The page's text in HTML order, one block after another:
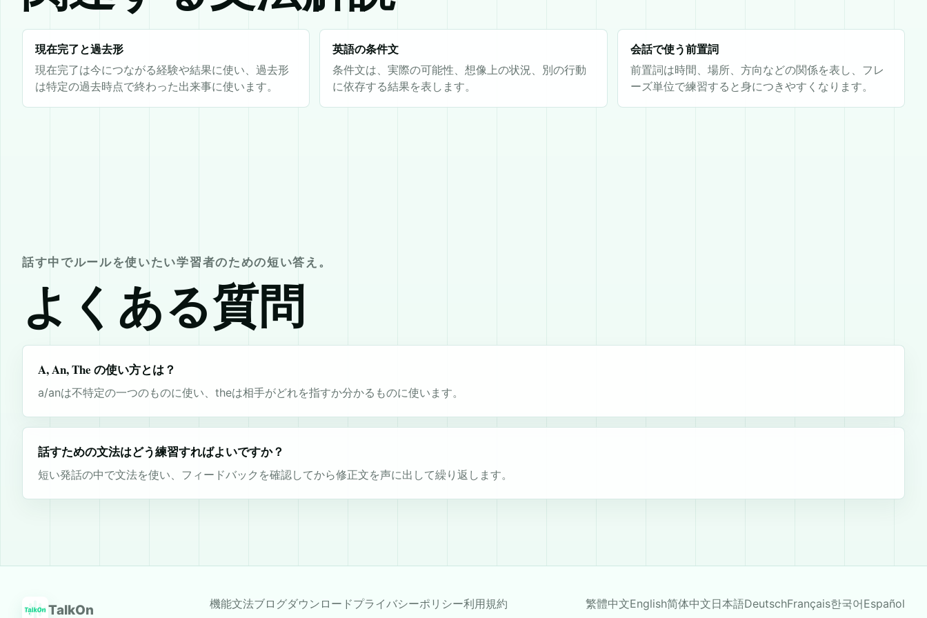
現在完了と過去形
現在完了は今につながる経験や結果に使い、過去形
は特定の過去時点で終わった出来事に使います。
英語の条件文
条件文は、実際の可能性、想像上の状況、別の行動
に依存する結果を表します。
会話で使う前置詞
前置詞は時間、場所、方向などの関係を表し、フレ
ーズ単位で練習すると身につきやすくなります。
話す中でルールを使いたい学習者のための短い答え。
よくある質問
A, An, The の使い方とは？
a/anは不特定の一つのものに使い、theは相手がどれを指すか分かるものに使います。
話すための文法はどう練習すればよいですか？
短い発話の中で文法を使い、フィードバックを確認してから修正文を声に出して繰り返します。
TalkOn 機能文法ブログダウンロードプライバシーポリシー利用規約 繁體中文English简体中文日本語DeutschFrançais한국어Español